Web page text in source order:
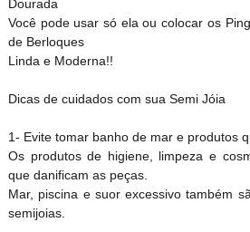
Dourada
Você pode usar só ela ou colocar os
de Berloques
Linda e Moderna!!
Dicas de cuidados com sua Semi Jóia
1- Evite tomar banho de mar e produtos
Os produtos de higiene, limpeza e
que danificam as peças.
Mar, piscina e suor excessivo também
semijoias.